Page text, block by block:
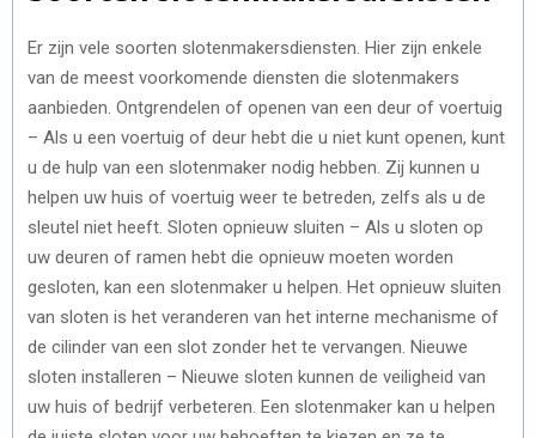
Er zijn vele soorten slotenmakersdiensten. Hier zijn enkele
van de meest voorkomende diensten die slotenmakers
aanbieden. Ontgrendelen of openen van een deur of voertuig
– Als u een voertuig of deur hebt die u niet kunt openen, kunt
u de hulp van een slotenmaker nodig hebben. Zij kunnen u
helpen uw huis of voertuig weer te betreden, zelfs als u de
sleutel niet heeft. Sloten opnieuw sluiten – Als u sloten op
uw deuren of ramen hebt die opnieuw moeten worden
gesloten, kan een slotenmaker u helpen. Het opnieuw sluiten
van sloten is het veranderen van het interne mechanisme of
de cilinder van een slot zonder het te vervangen. Nieuwe
sloten installeren – Nieuwe sloten kunnen de veiligheid van
uw huis of bedrijf verbeteren. Een slotenmaker kan u helpen